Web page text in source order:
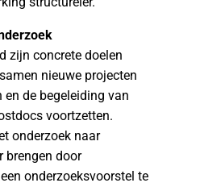
zijn concrete doelen
nieuwe projecten
en de begeleiding van
voortzetten.
onderzoek naar
brengen door
onderzoeksvoorstel te